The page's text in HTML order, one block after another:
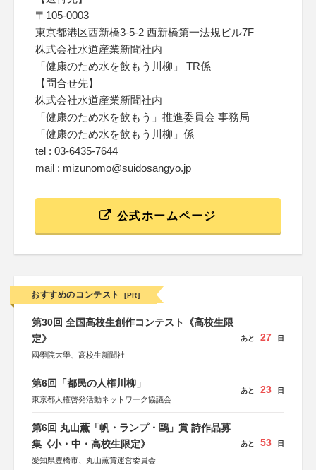
〒105-0003
東京都港区西新橋3-5-2 西新橋第一法規ビル7F
株式会社水道産業新聞社内
「健康のため水を飲もう川柳」 TR係
【問合せ先】
株式会社水道産業新聞社内
「健康のため水を飲もう」推進委員会 事務局
「健康のため水を飲もう川柳」係
tel : 03-6435-7644
mail : mizunomo@suidosangyo.jp
公式ホームページ
おすすめのコンテスト [PR]
第30回 全国高校生創作コンテスト《高校生限
定》
國學院大學、高校生新聞社
あと 27 日
第6回「都民の人権川柳」
東京都人権啓発活動ネットワーク協議会
あと 23 日
第6回 丸山薫「帆・ランプ・鷗」賞 詩作品募
集《小・中・高校生限定》
愛知県豊橋市、丸山薫賞運営委員会
あと 53 日